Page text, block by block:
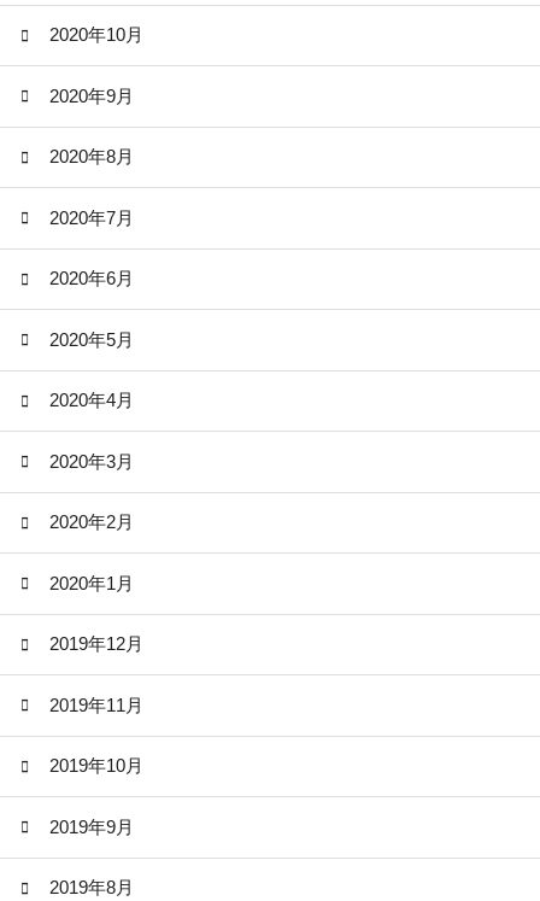
2020年10月
2020年9月
2020年8月
2020年7月
2020年6月
2020年5月
2020年4月
2020年3月
2020年2月
2020年1月
2019年12月
2019年11月
2019年10月
2019年9月
2019年8月